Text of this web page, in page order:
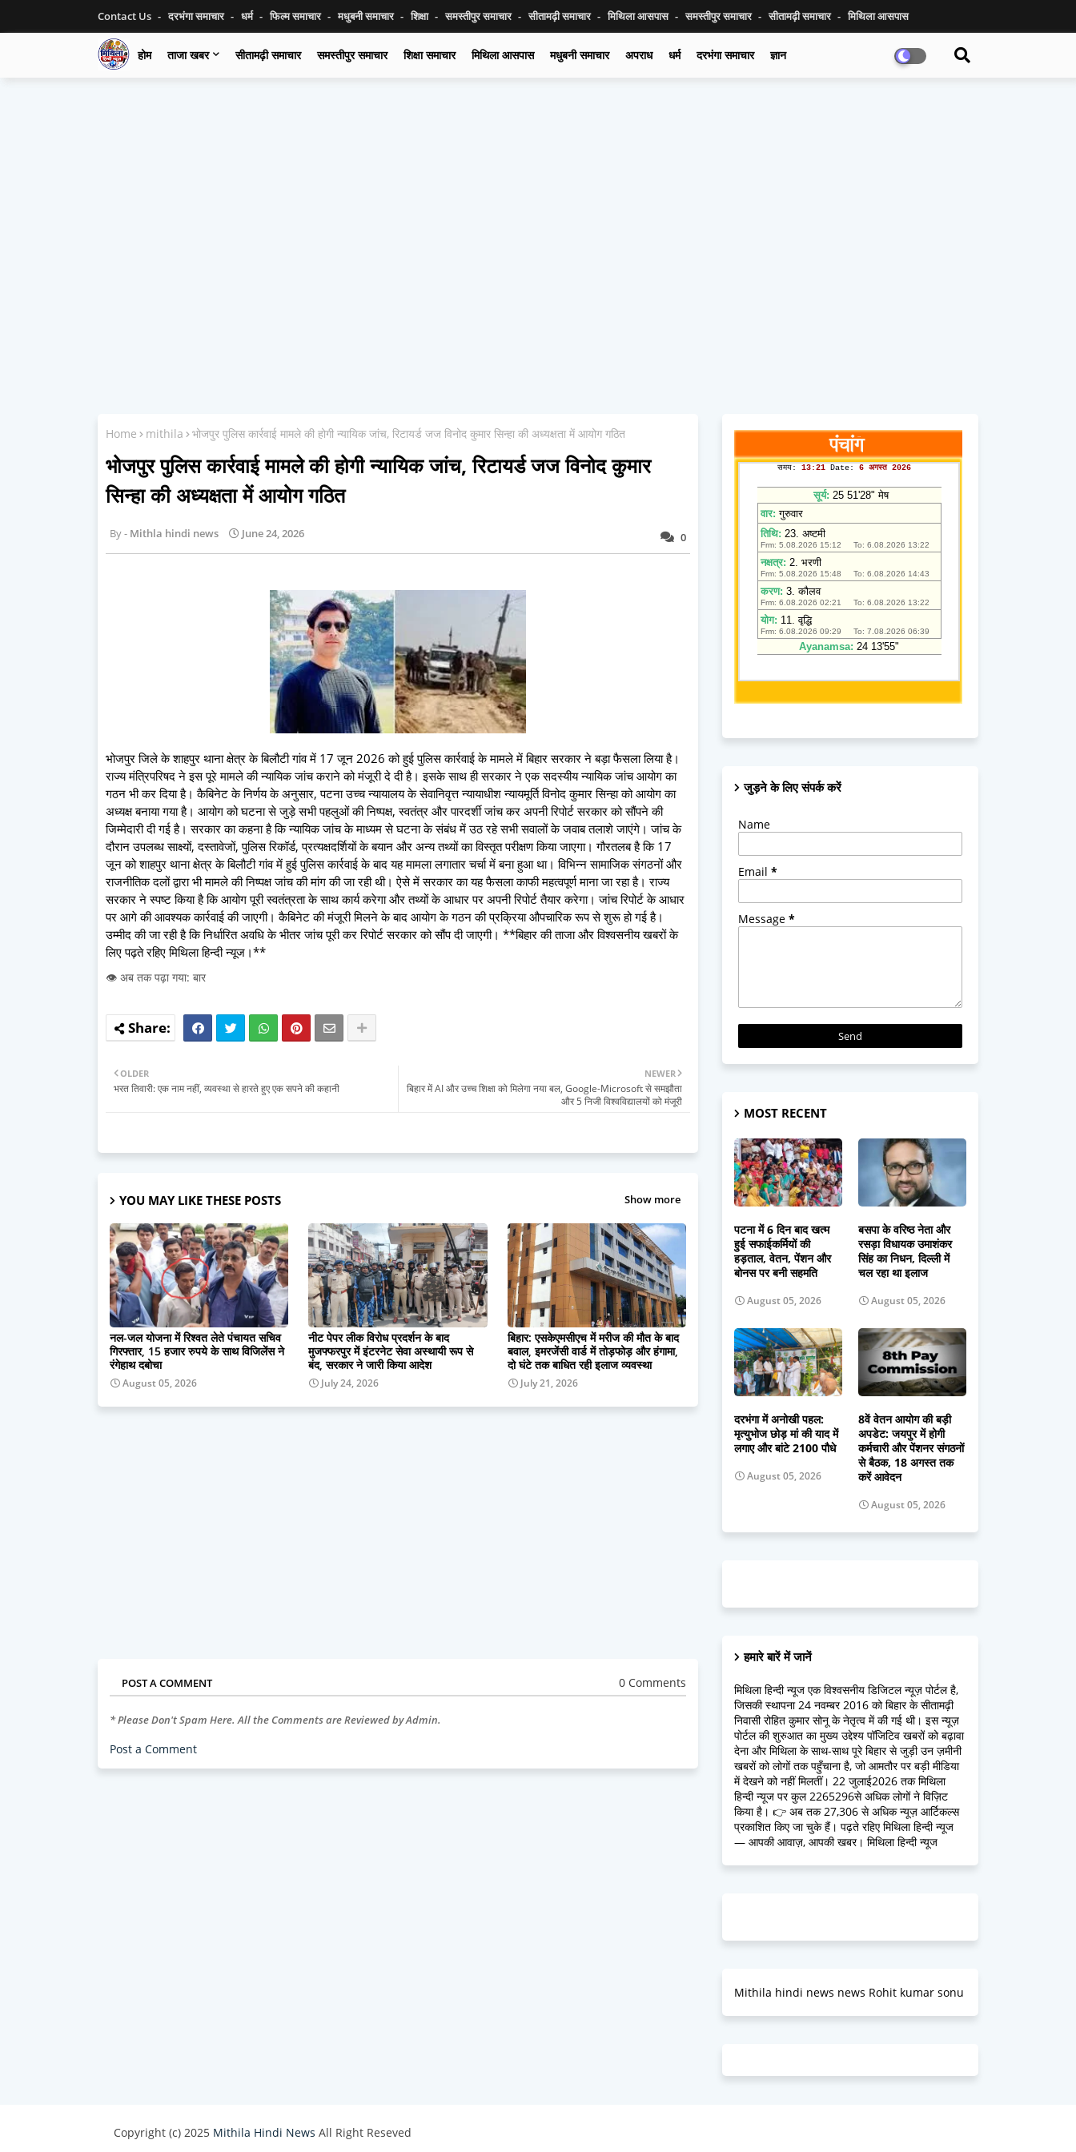
Contact Us दरभंगा समाचार धर्म फिल्म समाचार मधुबनी समाचार शिक्षा समस्तीपुर समाचार सीतामढ़ी समाचार मिथिला आसपास समस्तीपुर समाचार सीतामढ़ी समाचार मिथिला आसपास
होम ताजा खबर सीतामढ़ी समाचार समस्तीपुर समाचार शिक्षा समाचार मिथिला आसपास मधुबनी समाचार अपराध धर्म दरभंगा समाचार ज्ञान
Home mithila भोजपुर पुलिस कार्रवाई मामले की होगी न्यायिक जांच, रिटायर्ड जज विनोद कुमार सिन्हा की अध्यक्षता में आयोग गठित
भोजपुर पुलिस कार्रवाई मामले की होगी न्यायिक जांच, रिटायर्ड जज विनोद कुमार
सिन्हा की अध्यक्षता में आयोग गठित
0
Mithla hindi news June 24, 2026
भोजपुर जिले के शाहपुर थाना क्षेत्र के बिलौटी गांव में 17 जून 2026 को हुई पुलिस कार्रवाई के मामले में बिहार सरकार ने बड़ा फैसला लिया है।
राज्य मंत्रिपरिषद ने इस पूरे मामले की न्यायिक जांच कराने को मंजूरी दे दी है। इसके साथ ही सरकार ने एक सदस्यीय न्यायिक जांच आयोग का
गठन भी कर दिया है। कैबिनेट के निर्णय के अनुसार, पटना उच्च न्यायालय के सेवानिवृत्त न्यायाधीश न्यायमूर्ति विनोद कुमार सिन्हा को आयोग का
अध्यक्ष बनाया गया है। आयोग को घटना से जुड़े सभी पहलुओं की निष्पक्ष, स्वतंत्र और पारदर्शी जांच कर अपनी रिपोर्ट सरकार को सौंपने की
जिम्मेदारी दी गई है। सरकार का कहना है कि न्यायिक जांच के माध्यम से घटना के संबंध में उठ रहे सभी सवालों के जवाब तलाशे जाएंगे। जांच के
दौरान उपलब्ध साक्ष्यों, दस्तावेजों, पुलिस रिकॉर्ड, प्रत्यक्षदर्शियों के बयान और अन्य तथ्यों का विस्तृत परीक्षण किया जाएगा। गौरतलब है कि 17
जून को शाहपुर थाना क्षेत्र के बिलौटी गांव में हुई पुलिस कार्रवाई के बाद यह मामला लगातार चर्चा में बना हुआ था। विभिन्न सामाजिक संगठनों और
राजनीतिक दलों द्वारा भी मामले की निष्पक्ष जांच की मांग की जा रही थी। ऐसे में सरकार का यह फैसला काफी महत्वपूर्ण माना जा रहा है। राज्य
सरकार ने स्पष्ट किया है कि आयोग पूरी स्वतंत्रता के साथ कार्य करेगा और तथ्यों के आधार पर अपनी रिपोर्ट तैयार करेगा। जांच रिपोर्ट के आधार
पर आगे की आवश्यक कार्रवाई की जाएगी। कैबिनेट की मंजूरी मिलने के बाद आयोग के गठन की प्रक्रिया औपचारिक रूप से शुरू हो गई है।
उम्मीद की जा रही है कि निर्धारित अवधि के भीतर जांच पूरी कर रिपोर्ट सरकार को सौंप दी जाएगी। **बिहार की ताजा और विश्वसनीय खबरों के
लिए पढ़ते रहिए मिथिला हिन्दी न्यूज।**
👁️ अब तक पढ़ा गया: बार
NEWER
बिहार में AI और उच्च शिक्षा को मिलेगा नया बल, Google-Microsoft से समझौता
और 5 निजी विश्वविद्यालयों को मंजूरी
OLDER
भरत तिवारी: एक नाम नहीं, व्यवस्था से हारते हुए एक सपने की कहानी
YOU MAY LIKE THESE POSTS Show more
नल-जल योजना में रिश्वत लेते पंचायत सचिव
गिरफ्तार, 15 हजार रुपये के साथ विजिलेंस ने
रंगेहाथ दबोचा
August 05, 2026
नीट पेपर लीक विरोध प्रदर्शन के बाद
मुजफ्फरपुर में इंटरनेट सेवा अस्थायी रूप से
बंद, सरकार ने जारी किया आदेश
July 24, 2026
बिहार: एसकेएमसीएच में मरीज की मौत के बाद
बवाल, इमरजेंसी वार्ड में तोड़फोड़ और हंगामा,
दो घंटे तक बाधित रही इलाज व्यवस्था
July 21, 2026
POST A COMMENT 0 Comments
* Please Don't Spam Here. All the Comments are Reviewed by Admin.
Post a Comment
जुड़ने के लिए संपर्क करें
Name
Email *
Message *
MOST RECENT
पटना में 6 दिन बाद खत्म
हुई सफाईकर्मियों की
हड़ताल, वेतन, पेंशन और
बोनस पर बनी सहमति
August 05, 2026
बसपा के वरिष्ठ नेता और
रसड़ा विधायक उमाशंकर
सिंह का निधन, दिल्ली में
चल रहा था इलाज
August 05, 2026
दरभंगा में अनोखी पहल:
मृत्युभोज छोड़ मां की याद में
लगाए और बांटे 2100 पौधे
August 05, 2026
8वें वेतन आयोग की बड़ी
अपडेट: जयपुर में होगी
कर्मचारी और पेंशनर संगठनों
से बैठक, 18 अगस्त तक
करें आवेदन
August 05, 2026
हमारे बारें में जानें
मिथिला हिन्दी न्यूज एक विश्वसनीय डिजिटल न्यूज़ पोर्टल है,
जिसकी स्थापना 24 नवम्बर 2016 को बिहार के सीतामढ़ी
निवासी रोहित कुमार सोनू के नेतृत्व में की गई थी। इस न्यूज़
पोर्टल की शुरुआत का मुख्य उद्देश्य पॉजिटिव खबरों को बढ़ावा
देना और मिथिला के साथ-साथ पूरे बिहार से जुड़ी उन ज़मीनी
खबरों को लोगों तक पहुँचाना है, जो आमतौर पर बड़ी मीडिया
में देखने को नहीं मिलतीं। 22 जुलाई2026 तक मिथिला
हिन्दी न्यूज पर कुल 2265296से अधिक लोगों ने विज़िट
किया है। 👉 अब तक 27,306 से अधिक न्यूज़ आर्टिकल्स
प्रकाशित किए जा चुके हैं। पढ़ते रहिए मिथिला हिन्दी न्यूज
— आपकी आवाज़, आपकी खबर। मिथिला हिन्दी न्यूज
Mithila hindi news news Rohit kumar sonu
Copyright (c) 2025 Mithila Hindi News All Right Reseved